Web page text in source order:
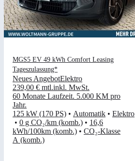
MGS5 EV 49 kWh Comfort Leasing
Tageszulassung*
Neues AngebotElektro
239,00 € mtl.inkl. MwSt.
60 Monate Laufzeit. 5.000 KM pro
Jahr.
125 kW (170 PS) • Automatik • Elektro
• 0 g CO₂/km (komb.) • 16,6
kWh/100km (komb.) • CO₂-Klasse
A (komb.)